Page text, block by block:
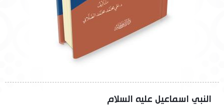
النبي اسماعيل عليه السلام